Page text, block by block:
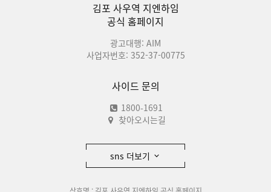
김포 사우역 지엔하임
공식 홈페이지
광고대행: AIM
사업자번호: 352-37-00775
사이드 문의
1800-1691
찾아오시는길
sns 더보기